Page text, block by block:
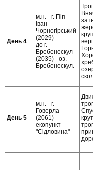
День 4
м.н. - г. Піп-
Іван
Чорногірський
(2029)
до г.
Бребенескул
(2035) - оз.
Бребенескул.
День 5
м.н. - г.
Говерла
(2061) -
екопункт
"Сідловина"